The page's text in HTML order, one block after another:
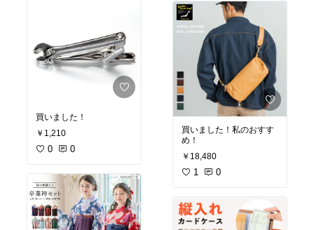
買いました！
￥1,210
0 0
宝してます！
しかもレジカゴに広げて
入れられるので、自分で
移し替える時にも入れや
すい♪
買いました！私のおすす
め！
￥18,480
1 0